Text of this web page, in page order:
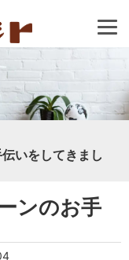
いをしてきまし
ンのお手